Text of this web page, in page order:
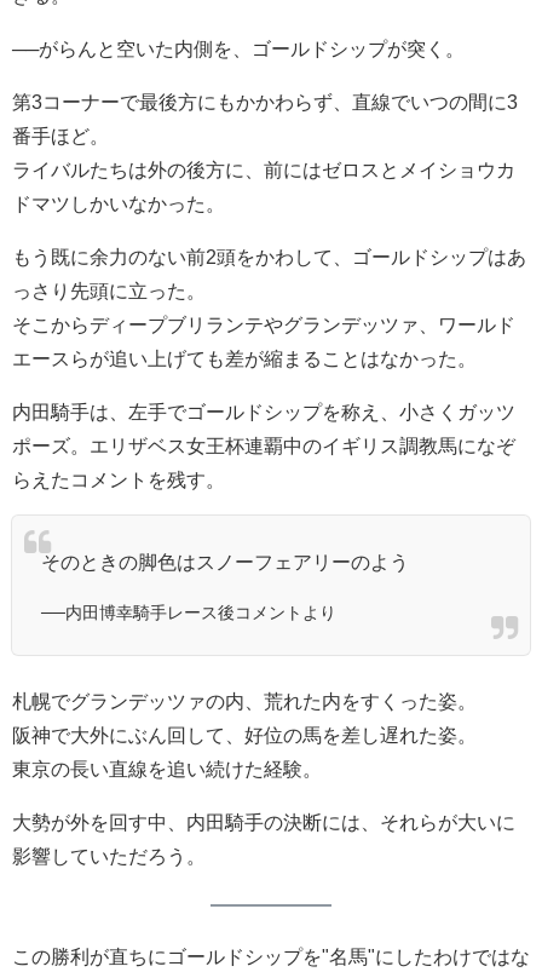
──がらんと空いた内側を、ゴールドシップが突く。
第3コーナーで最後方にもかかわらず、直線でいつの間に3
番手ほど。
ライバルたちは外の後方に、前にはゼロスとメイショウカ
ドマツしかいなかった。
もう既に余力のない前2頭をかわして、ゴールドシップはあ
っさり先頭に立った。
そこからディープブリランテやグランデッツァ、ワールド
エースらが追い上げても差が縮まることはなかった。
内田騎手は、左手でゴールドシップを称え、小さくガッツ
ポーズ。エリザベス女王杯連覇中のイギリス調教馬になぞ
らえたコメントを残す。
そのときの脚色はスノーフェアリーのよう
──内田博幸騎手レース後コメントより
札幌でグランデッツァの内、荒れた内をすくった姿。
阪神で大外にぶん回して、好位の馬を差し遅れた姿。
東京の長い直線を追い続けた経験。
大勢が外を回す中、内田騎手の決断には、それらが大いに
影響していただろう。
この勝利が直ちにゴールドシップを"名馬"にしたわけではな